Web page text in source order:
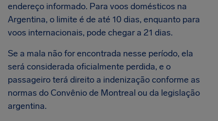
endereço informado. Para voos domésticos na
Argentina, o limite é de até 10 dias, enquanto para
voos internacionais, pode chegar a 21 dias.
Se a mala não for encontrada nesse período, ela
será considerada oficialmente perdida, e o
passageiro terá direito a indenização conforme as
normas do Convênio de Montreal ou da legislação
argentina.